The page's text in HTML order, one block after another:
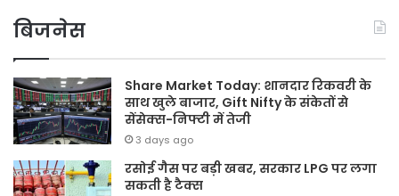
बिजनेस
Share Market Today: शानदार रिकवरी के
साथ खुले बाजार, Gift Nifty के संकेतों से
सेंसेक्स-निफ्टी में तेजी
3 days ago
रसोई गैस पर बड़ी खबर, सरकार LPG पर लगा
सकती है टैक्स